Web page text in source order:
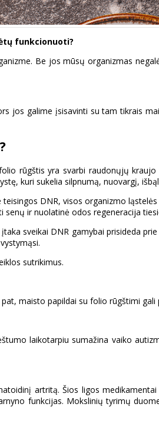
funkcionuoti?
Be jos mūsų organizmas
jos galime įsisavinti su tam tikrais
rūgštis yra svarbi raudonųjų
kuri sukelia silpnumą, nuovargį,
DNR, visos organizmo
ir nuolatinė odos regeneracija
sveikai DNR gamybai prisideda
sutrikimus.
maisto papildai su folio rūgštimi
laikotarpiu sumažina vaiko
artritą. Šios ligos
funkcijas. Mokslinių tyrimų